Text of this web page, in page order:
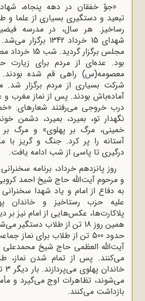
«جوّ خفقان در دهه پنجاه، شهادت
و دستگیرى بسیارى از علما و
هر سال، در مدرسه فیضیه،
مجلس برگزار گردید. شب 15
عده‌اى از مردم براى زیارت حرم
راهى قم شده بودند. مجلس
بسیارى از مردم برگزار شد.
بودند. پس از نماز مغرب و عشا،
خروجى مى‌رفتند شعارهاى: «خمینى،
تو، بمیرد، بمیرد، دشمن خونخوار
مرگ بر پهلوى» و مرگ بر شاه
را پر کرد. جنگ و گریز با
تا پاسى از شب ادامه یافت.
روز پانزدهم خرداد، برنامه سخنرانى در
مرحوم آیت‌الله حاج شیخ احمد کروبی و...
دفاع از امام و یاد شهدا سخنرانى کرد و
حزب رستاخیز و خاندان پهلوى
عکس‌هایى از امام نیز بر دیوار
حدود 500 تن از طلاب براى نماز جماعت
العظمى حاج شیخ محمدعلى اراکى
پس از تمام شدن نماز، طلاب به
خاندان پهلوى
مى‌کنند.